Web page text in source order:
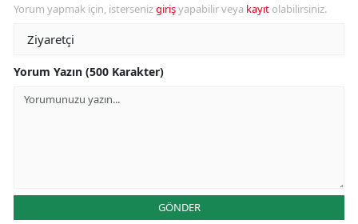
Yorum yapmak için, istersenizgirişyapabilir veya kayıt olabilirsiniz.
Yorum Yazın (500 Karakter)
GÖNDER